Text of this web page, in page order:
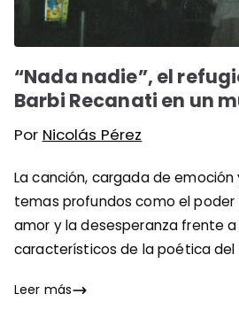
“Nada nadie”, el
Barbi Recanati en un
Por Nicolás Pérez
La canción, cargada de
temas profundos como el
amor y la desesperanza frente a
característicos de la poética del
Leer más